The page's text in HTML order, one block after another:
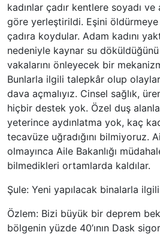
kadınlar çadır kentlere soyadı ve
göre yerleştirildi. Eşini öldürmeye
çadıra koydular. Adam kadını
nedeniyle kaynar su
vakalarını önleyecek bir
Bunlarla ilgili talepkâr olup
dava açmalıyız. Cinsel sağlık,
hiçbir destek yok. Özel duş
yeterince aydınlatma yok, kaç
tecavüze uğradığını bilmiyoruz.
olmayınca Aile Bakanlığı
bilmedikleri ortamlarda kaldılar.
Şule: Yeni yapılacak binalarla
Özlem: Bizi büyük bir deprem
bölgenin yüzde 40’ının Dask